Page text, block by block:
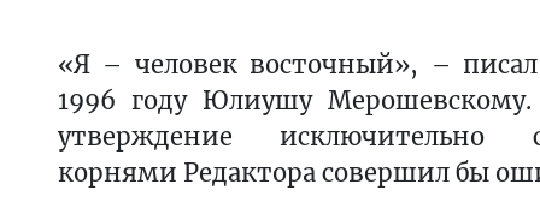
«Я – человек восточный», –
1996 году Юлиушу
утверждение исключительно
корнями Редактора совершил бы